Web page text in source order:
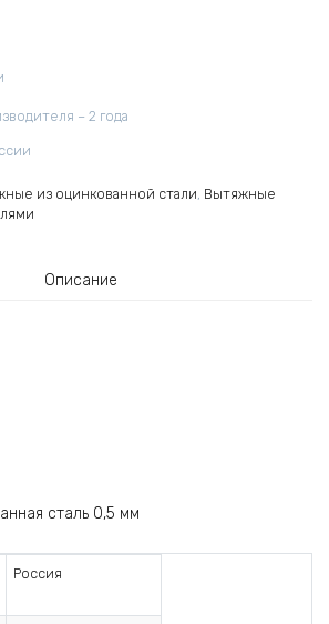
– 2 года
из оцинкованной стали, Вытяжные
Описание
сталь 0,5 мм
Россия